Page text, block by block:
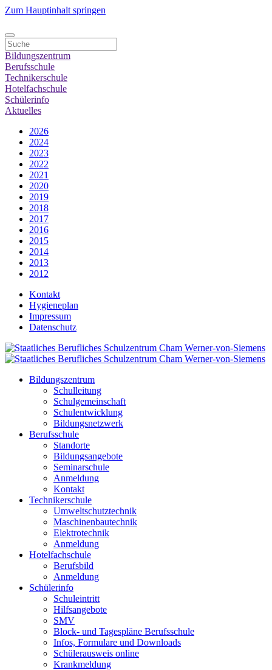
Zum Hauptinhalt springen
Bildungszentrum
Berufsschule
Technikerschule
Hotelfachschule
Schülerinfo
Aktuelles
2026
2024
2023
2022
2021
2020
2019
2018
2017
2016
2015
2014
2013
2012
Kontakt
Hygieneplan
Impressum
Datenschutz
Bildungszentrum
Schulleitung
Schulgemeinschaft
Schulentwicklung
Bildungsnetzwerk
Berufsschule
Standorte
Bildungsangebote
Seminarschule
Anmeldung
Kontakt
Technikerschule
Umweltschutztechnik
Maschinenbautechnik
Elektrotechnik
Anmeldung
Hotelfachschule
Berufsbild
Anmeldung
Schülerinfo
Schuleintritt
Hilfsangebote
SMV
Block- und Tagespläne Berufsschule
Infos, Formulare und Downloads
Schülerausweis online
Krankmeldung